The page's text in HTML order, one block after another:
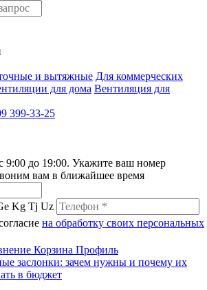
и вытяжные Для коммерческих
для дома Вентиляция для
399-33-25
9:00 до 19:00. Укажите ваш номер
вам в ближайшее время
Kg Tj Uz
на обработку своих персональных
Корзина Профиль
заслонки: зачем нужны и почему их
в бюджет